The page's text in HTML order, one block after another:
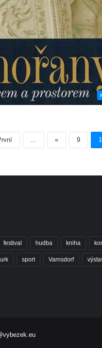
« 9
festival hudba kniha
sport Varnsdorf